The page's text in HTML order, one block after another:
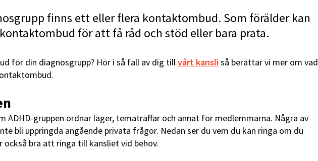
finns ett eller flera kontaktombud. Som förälder kan
för att få råd och stöd eller bara prata.
för din diagnosgrupp? Hör i så fall av dig tillvårt kansliså berättar vi mer om vad
ADHD-gruppen ordnar läger, tematräffar och annat för medlemmarna. Några av
bli uppringda angående privata frågor. Nedan ser du vem du kan ringa om du
också bra att ringa till kansliet vid behov.